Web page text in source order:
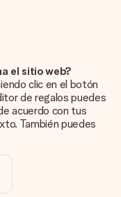
el sitio web?
clic en el botón
de regalos puedes
acuerdo con tus
También puedes
precio?
la